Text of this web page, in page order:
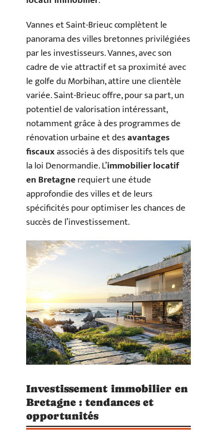
Vannes et Saint-Brieuc complètent le
panorama des villes bretonnes privilégiées
par les investisseurs. Vannes, avec son
cadre de vie attractif et sa proximité avec
le golfe du Morbihan, attire une clientèle
variée. Saint-Brieuc offre, pour sa part, un
potentiel de valorisation intéressant,
notamment grâce à des programmes de
rénovation urbaine et desavantages
fiscauxassociés à des dispositifs tels que
la loi Denormandie. L’immobilier locatif
en Bretagnerequiert une étude
approfondie des villes et de leurs
spécificités pour optimiser les chances de
succès de l’investissement.
Investissement immobilier en
Bretagne : tendances et
opportunités